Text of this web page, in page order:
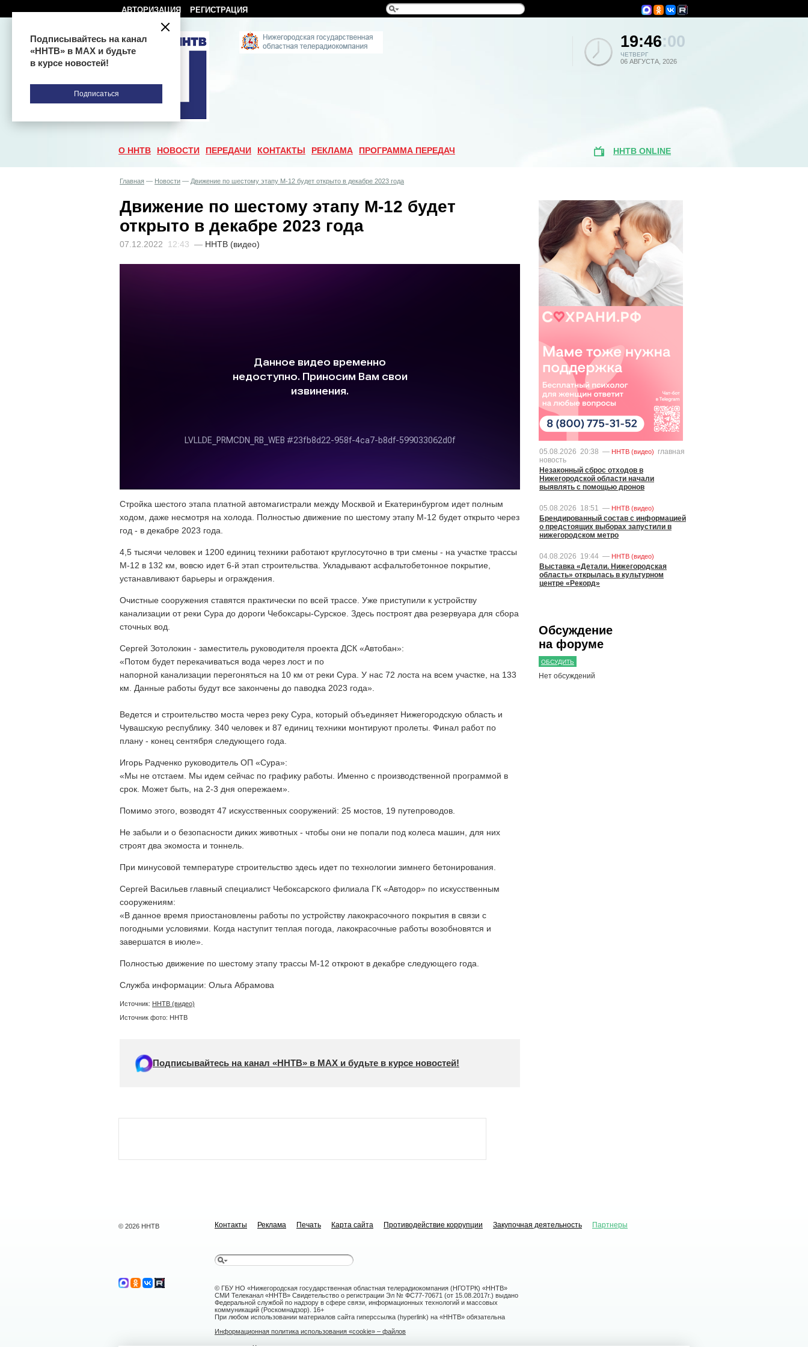
АВТОРИЗАЦИЯ РЕГИСТРАЦИЯ
19:46:00
ЧЕТВЕРГ
06 АВГУСТА, 2026
О ННТВ НОВОСТИ ПЕРЕДАЧИ КОНТАКТЫ РЕКЛАМА ПРОГРАММА ПЕРЕДАЧ ННТВ ONLINE
Главная — Новости — Движение по шестому этапу М-12 будет открыто в декабре 2023 года
Движение по шестому этапу М-12 будет
открыто в декабре 2023 года
07.12.2022 12:43 — ННТВ (видео)
Стройка шестого этапа платной автомагистрали между Москвой и Екатеринбургом идет полным
ходом, даже несмотря на холода. Полностью движение по шестому этапу М-12 будет открыто через
год - в декабре 2023 года.
4,5 тысячи человек и 1200 единиц техники работают круглосуточно в три смены - на участке трассы
М-12 в 132 км, вовсю идет 6-й этап строительства. Укладывают асфальтобетонное покрытие,
устанавливают барьеры и ограждения.
Очистные сооружения ставятся практически по всей трассе. Уже приступили к устройству
канализации от реки Сура до дороги Чебоксары-Сурское. Здесь построят два резервуара для сбора
сточных вод.
Сергей Зотолокин - заместитель руководителя проекта ДСК «Автобан»:
«Потом будет перекачиваться вода через лост и по
напорной канализации перегоняться на 10 км от реки Сура. У нас 72 лоста на всем участке, на 133
км. Данные работы будут все закончены до паводка 2023 года».
Ведется и строительство моста через реку Сура, который объединяет Нижегородскую область и
Чувашскую республику. 340 человек и 87 единиц техники монтируют пролеты. Финал работ по
плану - конец сентября следующего года.
Игорь Радченко руководитель ОП «Сура»:
«Мы не отстаем. Мы идем сейчас по графику работы. Именно с производственной программой в
срок. Может быть, на 2-3 дня опережаем».
Помимо этого, возводят 47 искусственных сооружений: 25 мостов, 19 путепроводов.
Не забыли и о безопасности диких животных - чтобы они не попали под колеса машин, для них
строят два экомоста и тоннель.
При минусовой температуре строительство здесь идет по технологии зимнего бетонирования.
Сергей Васильев главный специалист Чебоксарского филиала ГК «Автодор» по искусственным
сооружениям:
«В данное время приостановлены работы по устройству лакокрасочного покрытия в связи с
погодными условиями. Когда наступит теплая погода, лакокрасочные работы возобновятся и
завершатся в июле».
Полностью движение по шестому этапу трассы М-12 откроют в декабре следующего года.
Служба информации: Ольга Абрамова
Источник: ННТВ (видео)
Источник фото: ННТВ
Подписывайтесь на канал «ННТВ» в МАХ и будьте в курсе новостей!
05.08.2026 20:38 — ННТВ (видео)
главная
новость
Незаконный сброс отходов в
Нижегородской области начали
выявлять с помощью дронов
05.08.2026 18:51 — ННТВ (видео)
Брендированный состав с информацией
о предстоящих выборах запустили в
нижегородском метро
04.08.2026 19:44 — ННТВ (видео)
Выставка «Детали. Нижегородская
область» открылась в культурном
центре «Рекорд»
Обсуждение
на форуме
ОБСУДИТЬ
Нет обсуждений
© 2026 ННТВ Контакты Реклама Печать Карта сайта Противодействие коррупции Закупочная деятельность Партнеры
© ГБУ НО «Нижегородская государственная областная телерадиокомпания (НГОТРК) «ННТВ»
СМИ Телеканал «ННТВ» Свидетельство о регистрации Эл № ФС77-70671 (от 15.08.2017г.) выдано
Федеральной службой по надзору в сфере связи, информационных технологий и массовых
коммуникаций (Роскомнадзор). 16+
При любом использовании материалов сайта гиперссылка (hyperlink) на «ННТВ» обязательна
Информационная политика использования «cookie» – файлов
Подписывайтесь на канал
«ННТВ» в МАХ и будьте
в курсе новостей!
Подписаться